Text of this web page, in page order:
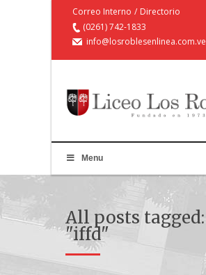
Correo Interno / Directorio
(0261) 742-1833
info@losroblesenlinea.com.ve
Menu
All posts tagged:
"iffd"